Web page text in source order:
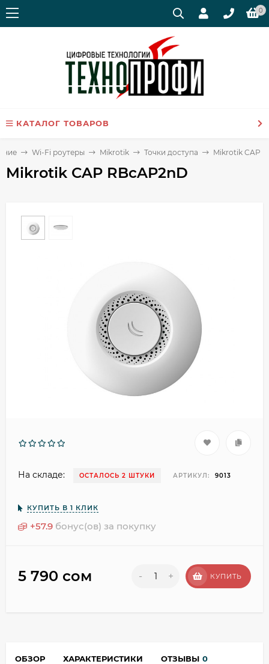
0
КАТАЛОГ ТОВАРОВ
Wi-Fi роутеры Mikrotik Точки доступа Mikrotik CAP
Mikrotik CAP RBcAP2nD
На складе: ОСТАЛОСЬ 2 ШТУКИ АРТИКУЛ: 9013
КУПИТЬ В 1 КЛИК
+57.9 бонус(ов) за покупку
5 790 сом - + КУПИТЬ
ОБЗОР ХАРАКТЕРИСТИКИ ОТЗЫВЫ 0